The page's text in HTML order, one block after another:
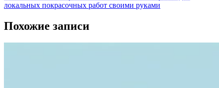
локальных покрасочных работ своими руками
Похожие записи